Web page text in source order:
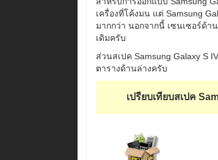
เครื่องที่โค้งมน แต่ Samsung
มากกว่า นอกจากนี้ เซนเซอร์ด้า
เดิมครับ
ส่วนสเปค Samsung Galaxy S
ตารางด้านล่างครับ
เปรียบเทียบสเปค